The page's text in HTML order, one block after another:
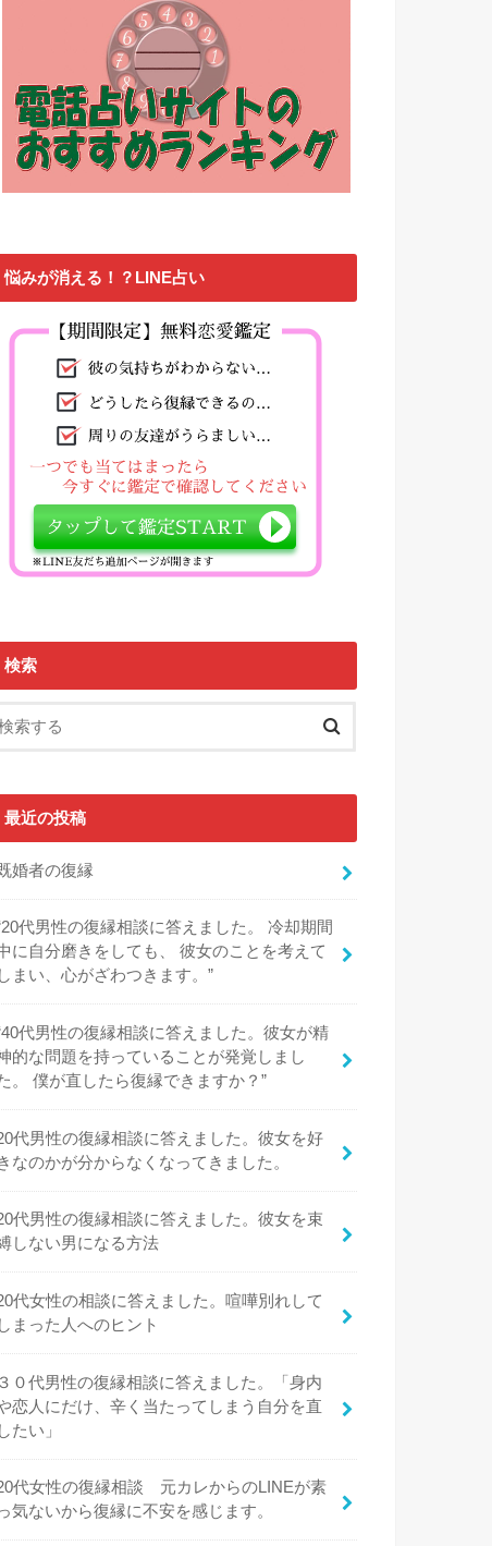
悩みが消える！？LINE占い
検索
最近の投稿
婚者の復縁
代男性の復縁相談に答えました。 冷却期間
に自分磨きをしても、 彼女のことを考えて
しまい、心がざわつきます。”
代男性の復縁相談に答えました。彼女が精
的な問題を持っていることが発覚しまし
。 僕が直したら復縁できますか？”
代男性の復縁相談に答えました。彼女を好
なのかが分からなくなってきました。
代男性の復縁相談に答えました。彼女を束
しない男になる方法
代女性の相談に答えました。喧嘩別れして
しまった人へのヒント
３０代男性の復縁相談に答えました。「身内
恋人にだけ、辛く当たってしまう自分を直
したい」
代女性の復縁相談 元カレからのLINEが素
気ないから復縁に不安を感じます。